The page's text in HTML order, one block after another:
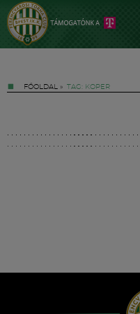
FŐOLDAL » TAG: KOPER
Hírek